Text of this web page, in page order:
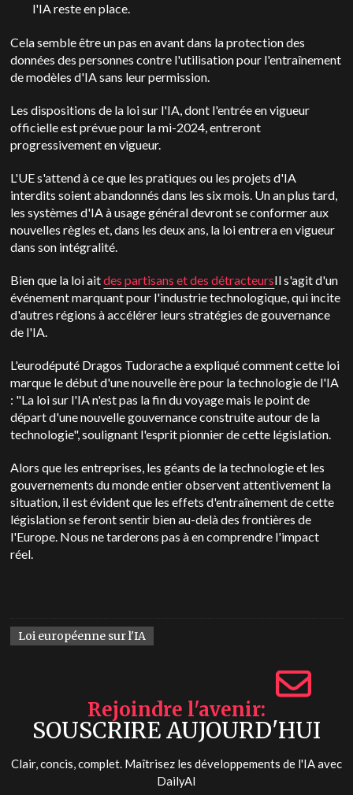
l'IA reste en place.
Cela semble être un pas en avant dans la protection des
données des personnes contre l'utilisation pour l'entraînement
de modèles d'IA sans leur permission.
Les dispositions de la loi sur l'IA, dont l'entrée en vigueur
officielle est prévue pour la mi-2024, entreront
progressivement en vigueur.
L'UE s'attend à ce que les pratiques ou les projets d'IA
interdits soient abandonnés dans les six mois. Un an plus tard,
les systèmes d'IA à usage général devront se conformer aux
nouvelles règles et, dans les deux ans, la loi entrera en vigueur
dans son intégralité.
Bien que la loi aitdes partisans et des détracteursIl s'agit d'un
événement marquant pour l'industrie technologique, qui incite
d'autres régions à accélérer leurs stratégies de gouvernance
de l'IA.
L'eurodéputé Dragos Tudorache a expliqué comment cette loi
marque le début d'une nouvelle ère pour la technologie de l'IA
: "La loi sur l'IA n'est pas la fin du voyage mais le point de
départ d'une nouvelle gouvernance construite autour de la
technologie", soulignant l'esprit pionnier de cette législation.
Alors que les entreprises, les géants de la technologie et les
gouvernements du monde entier observent attentivement la
situation, il est évident que les effets d'entraînement de cette
législation se feront sentir bien au-delà des frontières de
l'Europe. Nous ne tarderons pas à en comprendre l'impact
réel.
Loi européenne sur l'IA
Rejoindre l'avenir
SOUSCRIRE AUJOURD'HUI
Clair, concis, complet. Maîtrisez les développements de l'IA avec
DailyAI